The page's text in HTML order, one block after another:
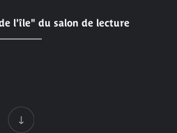
l'île" du salon de lecture